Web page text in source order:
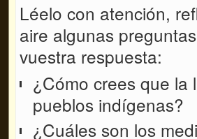
Léelo con atención,
aire algunas
vuestra respuesta:
¿Cómo crees que la
pueblos indígenas?
¿Cuáles son los